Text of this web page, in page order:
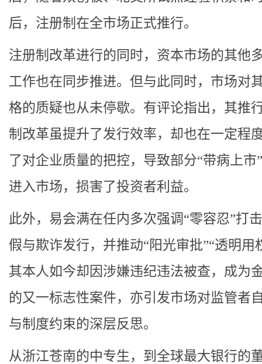
后，注册制在全市场正式推行。
注册制改革进行的同时，资本市场的其他
工作也在同步推进。但与此同时，市场对
格的质疑也从未停歇。有评论指出，其推
制改革虽提升了发行效率，却也在一定程
了对企业质量的把控，导致部分“带病上市
进入市场，损害了投资者利益。
此外，易会满在任内多次强调“零容忍”打
假与欺诈发行，并推动“阳光审批”“透明用
其本人如今却因涉嫌违纪违法被查，成为
的又一标志性案件，亦引发市场对监管者
与制度约束的深层反思。
从浙江苍南的中专生，到全球最大银行的